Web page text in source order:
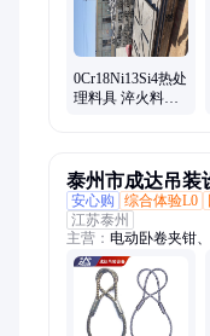
法兰、铜镍弯头、船
用铜管
0Cr18Ni13Si4热处
理料具 淬火料盘
泰州市成达吊装
安心购
综合体验L0
江苏泰州
主营： 电动卧卷夹钳
吊具、卷板吊具、C
具、风电吊具、钢包
材吊具、水泥管吊具
梁、吊装带、钢丝绳